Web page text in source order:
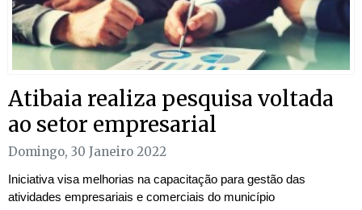
Atibaia realiza pesquisa voltada
ao setor empresarial
Domingo, 30 Janeiro 2022
Iniciativa visa melhorias na capacitação para gestão das
atividades empresariais e comerciais do município